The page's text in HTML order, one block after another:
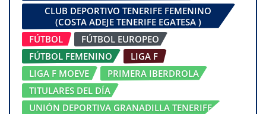
CLUB DEPORTIVO TENERIFE FEMENINO
(COSTA ADEJE TENERIFE EGATESA )
FÚTBOL
FÚTBOL EUROPEO
FÚTBOL FEMENINO
LIGA F
LIGA F MOEVE
PRIMERA IBERDROLA
TITULARES DEL DÍA
UNIÓN DEPORTIVA GRANADILLA TENERIFE